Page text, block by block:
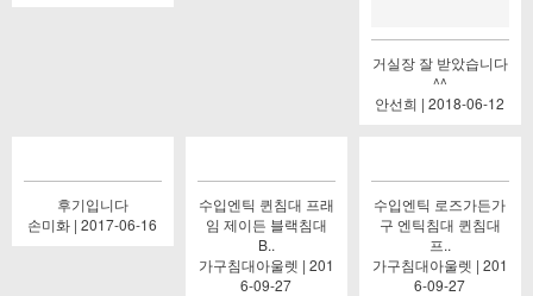
거실장 잘 받았습니다
^^
안선희 | 2018-06-12
후기입니다
손미화 | 2017-06-16
수입엔틱 퀸침대 프래
임 제이든 블랙침대
B..
가구침대아울렛 | 201
6-09-27
수입엔틱 로즈가든가
구 엔틱침대 퀸침대
프..
가구침대아울렛 | 201
6-09-27